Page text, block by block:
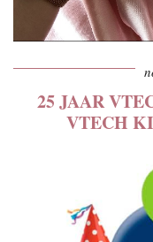
25 JAAR
VTECH